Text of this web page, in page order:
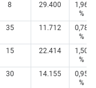
8 29.400
1,96
%
35 11.712
0,78
%
15 22.414
1,50
%
30 14.155
0,95
%